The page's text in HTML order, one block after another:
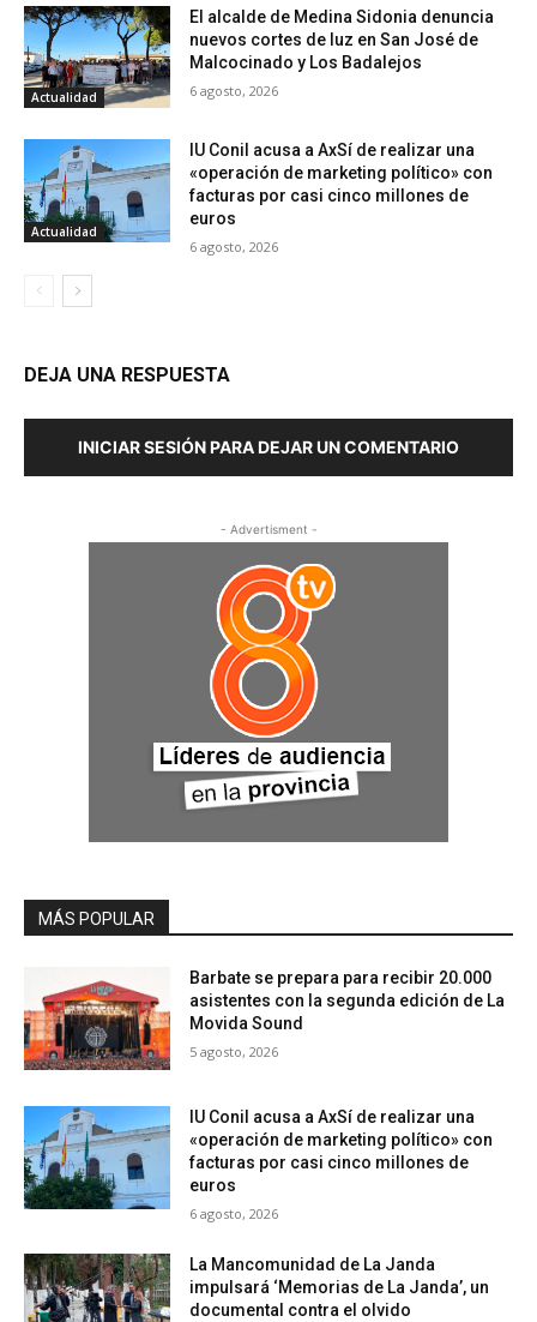
Actualidad
El alcalde de Medina Sidonia denuncia
nuevos cortes de luz en San José de
Malcocinado y Los Badalejos
6 agosto, 2026
Actualidad
IU Conil acusa a AxSí de realizar una
«operación de marketing político» con
facturas por casi cinco millones de
euros
6 agosto, 2026
DEJA UNA RESPUESTA
INICIAR SESIÓN PARA DEJAR UN COMENTARIO
- Advertisment -
MÁS POPULAR
Barbate se prepara para recibir 20.000
asistentes con la segunda edición de La
Movida Sound
5 agosto, 2026
IU Conil acusa a AxSí de realizar una
«operación de marketing político» con
facturas por casi cinco millones de
euros
6 agosto, 2026
La Mancomunidad de La Janda
impulsará ‘Memorias de La Janda’, un
documental contra el olvido